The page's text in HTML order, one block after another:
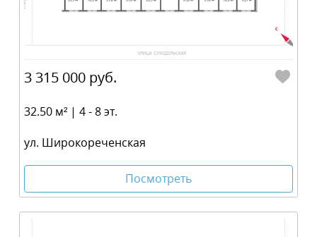
3 315 000 руб.
32.50 м² | 4 - 8 эт.
ул. Широкореченская
Посмотреть